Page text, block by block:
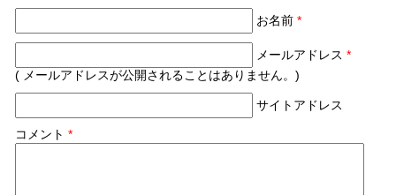
お名前*
メールアドレス*
( メールアドレスが公開されることはありません。)
サイトアドレス
コメント *